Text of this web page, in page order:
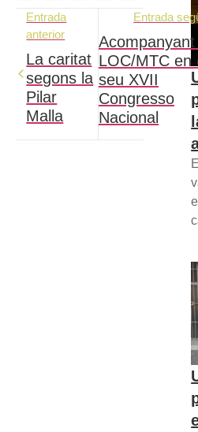
Entrada
anterior
La caritat
segons la
Pilar
Malla
Entrada
Acompanyant
LOC/MTC en
seu XVII
Congresso
Nacional